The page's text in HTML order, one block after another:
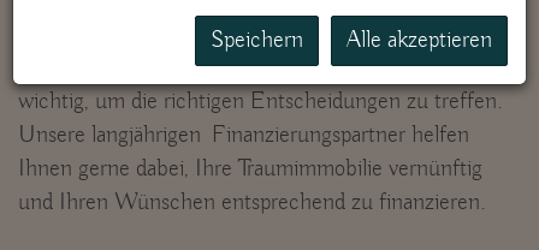
Leben auf längere Sicht. Gute, professionelle
Beratung und Finanzierungs-Unterstützung ist
wichtig, um die richtigen Entscheidungen zu treffen.
Unsere langjährigen Finanzierungspartner helfen
Ihnen gerne dabei, Ihre Traumimmobilie vernünftig
und Ihren Wünschen entsprechend zu finanzieren.
Speichern Alle akzeptieren